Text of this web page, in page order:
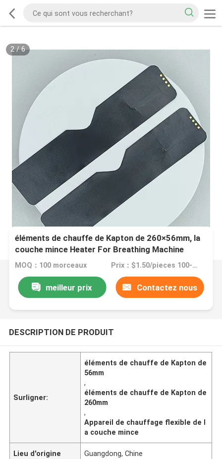
2/6
éléments de chauffe de Kapton de 260×56mm, la
couche mince Heater For Breathing Machine
MOQ：100 morceaux Prix：$1.50/pieces 100-199 pieces
meilleur prix Contactez nous
DESCRIPTION DE PRODUIT
Surligner:
éléments de chauffe de Kapton de
56mm
,
éléments de chauffe de Kapton de
260mm
,
Appareil de chauffage flexible de l
a couche mince
Lieu d'origine Guangdong, Chine